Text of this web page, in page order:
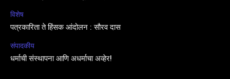
विशेष
पत्रकारिता ते हिंसक आंदोलन : सौरव दास
संपादकीय
धर्माची संस्थापना आणि अधर्माचा अव्हेर!